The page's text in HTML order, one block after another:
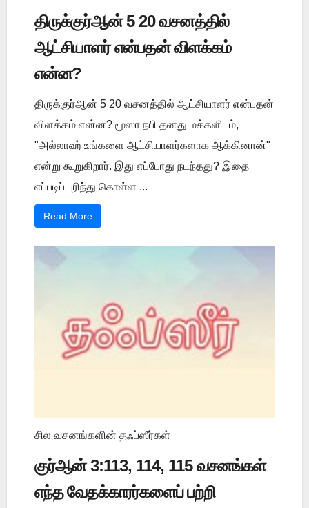
திருக்குர்ஆன் 5 20 வசனத்தில்
ஆட்சியாளர் என்பதன் விளக்கம்
என்ன?
திருக்குர்ஆன் 5 20 வசனத்தில் ஆட்சியாளர் என்பதன்
விளக்கம் என்ன? மூஸா நபி தனது மக்களிடம்,
"அல்லாஹ் உங்களை ஆட்சியாளர்களாக ஆக்கினான்"
என்று கூறுகிறார். இது எப்போது நடந்தது? இதை
எப்படிப் புரிந்து கொள்ள ...
Read More
சில வசனங்களின் தஃப்ஸீர்கள்
குர்ஆன் 3:113, 114, 115 வசனங்கள்
எந்த வேதக்காரர்களைப் பற்றி